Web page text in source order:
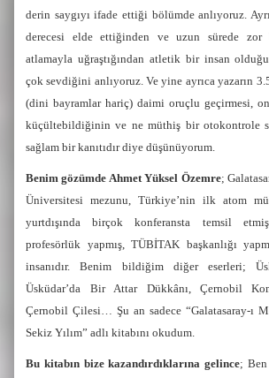
derin saygıyı ifade ettiği bölümde anlıyoruz.
derecesi elde ettiğinden ve uzun sürede
atlamayla uğraştığından atletik bir insan
çok sevdiğini anlıyoruz. Ve yine ayrıca yazarın
(dini bayramlar hariç) daimi oruçlu geçirmesi,
küçültebildiğinin ve ne müthiş bir otokontrole
sağlam bir kanıtıdır diye düşünüyorum.
Benim gözümde Ahmet Yüksel Özemre;
Üniversitesi mezunu, Türkiye’nin ilk atom
yurtdışında birçok konferansta temsil
profesörlük yapmış, TÜBİTAK başkanlığı
insanıdır. Benim bildiğim diğer eserleri;
Üsküdar’da Bir Attar Dükkânı, Çernobil
Çernobil Çilesi… Şu an sadece “Galatasaray-ı
Sekiz Yılım” adlı kitabını okudum.
Bu kitabın bize kazandırdıklarına gelince;